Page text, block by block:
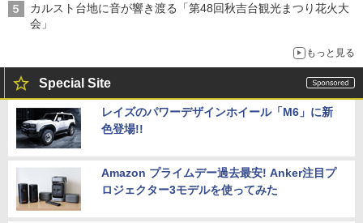
カルスト台地に音が響き渡る「第48回秋吉台観光まつり花火大
会」
もっと見る
Special Site
レイズのパワーデザインホイール「M6」に新
色登場!!
Amazon プライムデー過去最安! Anker注目プ
ロジェクター3モデルを使ってみた